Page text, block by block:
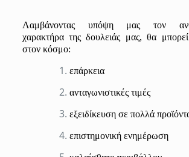
Λαμβάνοντας υπόψη μας τον
χαρακτήρα της δουλειάς μας, θα
στον κόσμο:
επάρκεια
ανταγωνιστικές τιμές
εξειδίκευση σε πολλά
επιστημονική ενημέρωση